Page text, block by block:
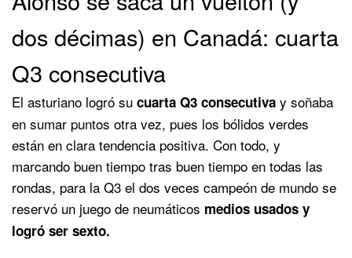
dos décimas) en Canadá: cuarta
Q3 consecutiva
El asturiano logró su cuarta Q3 consecutiva y soñaba
en sumar puntos otra vez, pues los bólidos verdes
están en clara tendencia positiva. Con todo, y
marcando buen tiempo tras buen tiempo en todas las
rondas, para la Q3 el dos veces campeón de mundo se
reservó un juego de neumáticos medios usados y
logró ser sexto.